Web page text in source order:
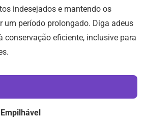
indesejados e mantendo os
um período prolongado. Diga adeus
conservação eficiente, inclusive para